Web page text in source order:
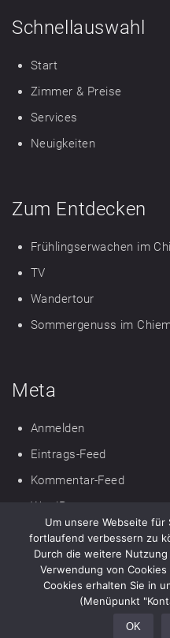
Schnellauswahl
Start
Zimmer & Preise
Services
Neuigkeiten
Zum Entdecken
Frühlingserwachen im
TV
Wandertour
Sommergenuss im
Meta
Anmelden
Eintrags-Feed
Kommentar-Feed
WordPress.org
Copyright © 2026Gästehaus
Precise Themes
Um unsere Webseite für
fortlaufend verbessern zu
Durch die weitere
Verwendung von
Cookies erhalten Sie in
(Menüpunkt
OK